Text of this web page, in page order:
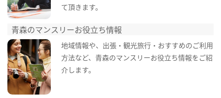
て頂きます。
青森のマンスリーお役立ち情報
地域情報や、出張・観光旅行・おすすめのご利用
方法など、青森のマンスリーお役立ち情報をご紹
介します。